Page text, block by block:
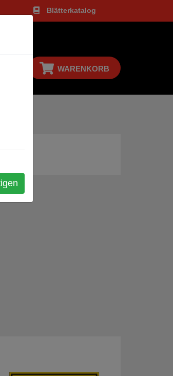
Blätterkatalog
WARENKORB